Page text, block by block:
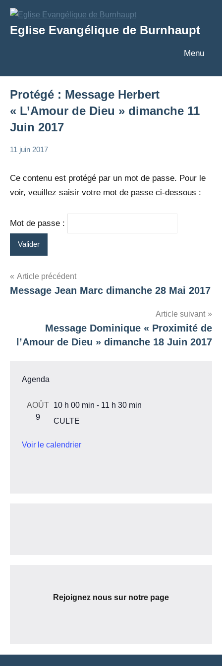
Aller
contenu
Eglise Evangélique de Burnhaupt
Texte
Menu
Protégé : Message Herbert
« L’Amour de Dieu » dimanche 11
Juin 2017
11 juin 2017
admin
Ce contenu est protégé par un mot de passe. Pour le
voir, veuillez saisir votre mot de passe ci-dessous :
Mot de passe :
Navigation
de
Article précédent
Message Jean Marc dimanche 28 Mai 2017
Article suivant
Message Dominique « Proximité de
l’Amour de Dieu » dimanche 18 Juin 2017
Agenda
AOÛT
9
10 h 00 min - 11 h 30 min
CULTE
Voir le calendrier
Rejoignez nous sur notre page